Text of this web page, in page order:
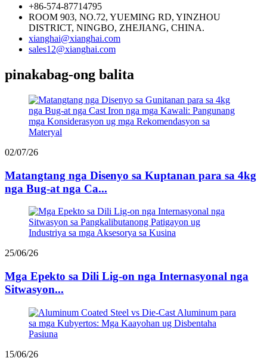
+86-574-87714795
ROOM 903, NO.72, YUEMING RD, YINZHOU
DISTRICT, NINGBO, ZHEJIANG, CHINA.
xianghai@xianghai.com
sales12@xianghai.com
pinakabag-ong balita
02/07/26
Matangtang nga Disenyo sa Kuptanan para sa 4kg
nga Bug-at nga Ca...
25/06/26
Mga Epekto sa Dili Lig-on nga Internasyonal nga
Sitwasyon...
15/06/26